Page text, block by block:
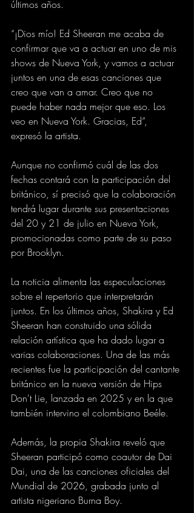
últimos años.
“¡Dios mío! Ed Sheeran me acaba de
confirmar que va a actuar en uno de mis
shows de Nueva York, y vamos a actuar
juntos en una de esas canciones que
creo que van a amar. Creo que no
puede haber nada mejor que eso. Los
veo en Nueva York. Gracias, Ed”,
expresó la artista.
Aunque no confirmó cuál de las dos
fechas contará con la participación del
británico, sí precisó que la colaboración
tendrá lugar durante sus presentaciones
del 20 y 21 de julio en Nueva York,
promocionadas como parte de su paso
por Brooklyn.
La noticia alimenta las especulaciones
sobre el repertorio que interpretarán
juntos. En los últimos años, Shakira y Ed
Sheeran han construido una sólida
relación artística que ha dado lugar a
varias colaboraciones. Una de las más
recientes fue la participación del cantante
británico en la nueva versión de Hips
Don't Lie, lanzada en 2025 y en la que
también intervino el colombiano Beéle.
Además, la propia Shakira reveló que
Sheeran participó como coautor de Dai
Dai, una de las canciones oficiales del
Mundial de 2026, grabada junto al
artista nigeriano Burna Boy.